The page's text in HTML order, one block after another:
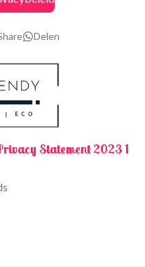
t
a
r
Delen
Statement 2023 1